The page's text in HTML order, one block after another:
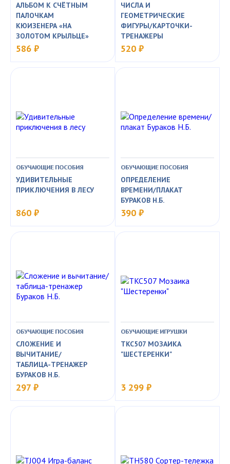
АЛЬБОМ К СЧЁТНЫМ
ПАЛОЧКАМ
КЮИЗЕНЕРА «НА
ЗОЛОТОМ КРЫЛЬЦЕ»
586 ₽
ЧИСЛА И
ГЕОМЕТРИЧЕСКИЕ
ФИГУРЫ/КАРТОЧКИ-
ТРЕНАЖЕРЫ
520 ₽
ОБУЧАЮЩИЕ ПОСОБИЯ
УДИВИТЕЛЬНЫЕ
ПРИКЛЮЧЕНИЯ В ЛЕСУ
860 ₽
ОБУЧАЮЩИЕ ПОСОБИЯ
ОПРЕДЕЛЕНИЕ
ВРЕМЕНИ/ПЛАКАТ
БУРАКОВ Н.Б.
390 ₽
ОБУЧАЮЩИЕ ПОСОБИЯ
СЛОЖЕНИЕ И
ВЫЧИТАНИЕ/
ТАБЛИЦА-ТРЕНАЖЕР
БУРАКОВ Н.Б.
297 ₽
ОБУЧАЮЩИЕ ИГРУШКИ
TKC507 МОЗАИКА
"ШЕСТЕРЕНКИ"
3 299 ₽